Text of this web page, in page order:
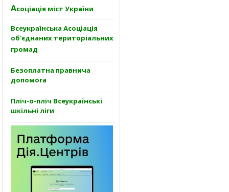
Асоціація міст України
Всеукраїнська Асоціація
об'єднаних територіальних
громад
Безоплатна правнича
допомога
Пліч-о-пліч Всеукраїнські
шкільні ліги